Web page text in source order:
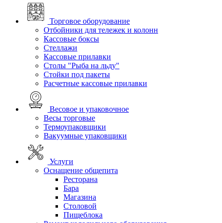
Торговое оборудование
Отбойники для тележек и колонн
Кассовые боксы
Стеллажи
Кассовые прилавки
Столы "Рыба на льду"
Стойки под пакеты
Расчетные кассовые прилавки
Весовое и упаковочное
Весы торговые
Термоупаковщики
Вакуумные упаковщики
Услуги
Оснащение общепита
Ресторана
Бара
Магазина
Столовой
Пищеблока